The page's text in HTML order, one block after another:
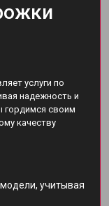
услуги по
надежность и
гордимся своим
качеству
учитывая